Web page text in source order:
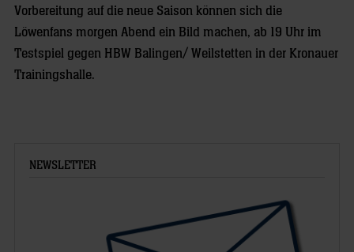
Vorbereitung auf die neue Saison können sich die
Löwenfans morgen Abend ein Bild machen, ab 19 Uhr im
Testspiel gegen HBW Balingen/ Weilstetten in der Kronauer
Trainingshalle.
NEWSLETTER